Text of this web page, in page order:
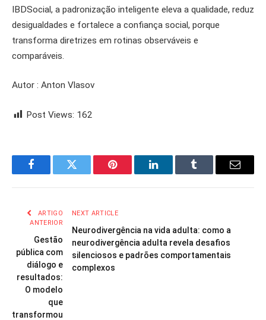
IBDSocial, a padronização inteligente eleva a qualidade, reduz
desigualdades e fortalece a confiança social, porque
transforma diretrizes em rotinas observáveis e
comparáveis.
Autor : Anton Vlasov
Post Views: 162
FacebookTwitter Pinterest LinkedInTumblr Email
ARTIGO
ANTERIOR
Gestão
pública com
diálogo e
resultados:
O modelo
que
transformou
NEXT ARTICLE
Neurodivergência na vida adulta: como a
neurodivergência adulta revela desafios
silenciosos e padrões comportamentais
complexos